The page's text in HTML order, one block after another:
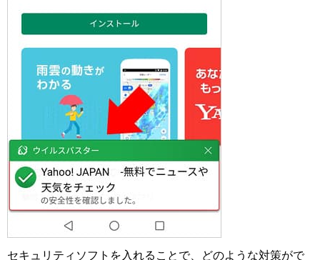
セキュリティソフトを入れることで、どのような対策がで